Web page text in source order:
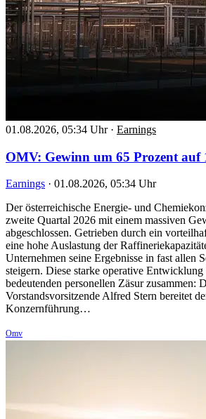
01.08.2026, 05:34 Uhr · Earnings
OMV: Gewinn um 65 Prozent
Earnings · 01.08.2026, 05:34 Uhr
Der österreichische Energie- und
zweite Quartal 2026 mit einem massiven
abgeschlossen. Getrieben durch ein
eine hohe Auslastung der
Unternehmen seine Ergebnisse in fast allen
steigern. Diese starke operative
bedeutenden personellen Zäsur zusammen:
Vorstandsvorsitzende Alfred Stern bereitet
Konzernführung…
Omv